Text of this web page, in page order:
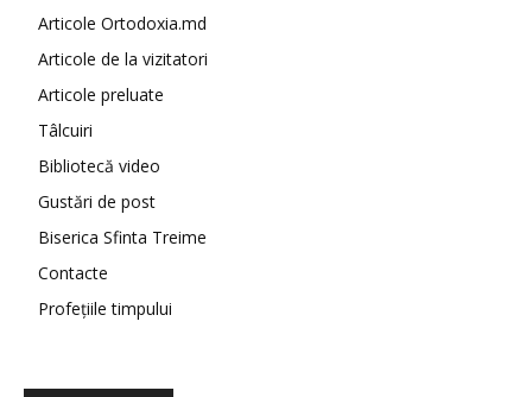
Articole Ortodoxia.md
Articole de la vizitatori
Articole preluate
Tâlcuiri
Bibliotecă video
Gustări de post
Biserica Sfinta Treime
Contacte
Profețiile timpului